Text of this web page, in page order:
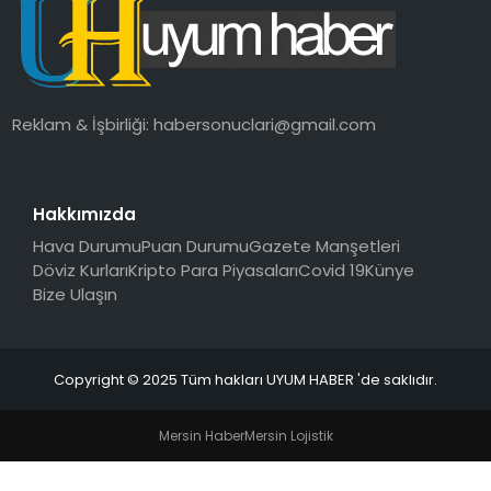
SAĞLIK
MAGAZIN
Reklam & İşbirliği:habersonuclari@gmail.com
Hakkımızda
Hava DurumuPuan DurumuGazete Manşetleri
Döviz KurlarıKripto Para PiyasalarıCovid 19Künye
Bize Ulaşın
Copyright © 2025 Tüm hakları UYUM HABER 'de saklıdır.
Mersin HaberMersin Lojistik